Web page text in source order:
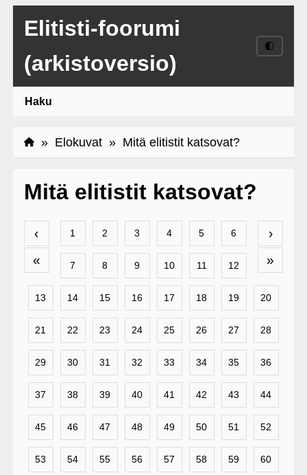
Elitisti-foorumi
(arkistoversio)
🌓
Haku
» Elokuvat» Mitä elitistit katsovat?
Mitä elitistit katsovat?
‹
«
›
»
1 2 3 4 5 6
7 8 9 10 11 12
13 14 15 16 17 18 19 20
21 22 23 24 25 26 27 28
29 30 31 32 33 34 35 36
37 38 39 40 41 42 43 44
45 46 47 48 49 50 51 52
53 54 55 56 57 58 59 60